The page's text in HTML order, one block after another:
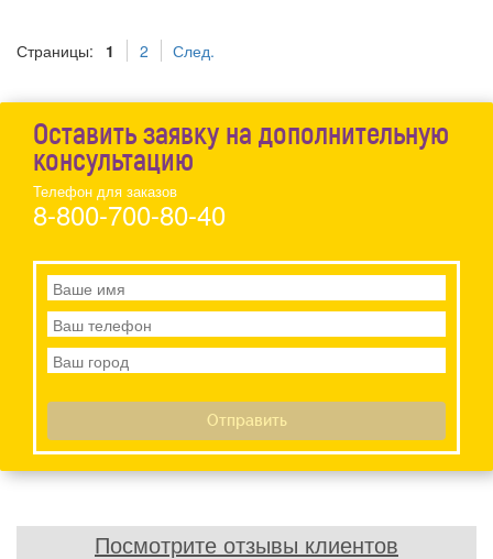
Страницы: 1 2 След.
Оставить заявку на дополнительную
консультацию
Телефон для заказов
8-800-700-80-40
Посмотрите отзывы клиентов